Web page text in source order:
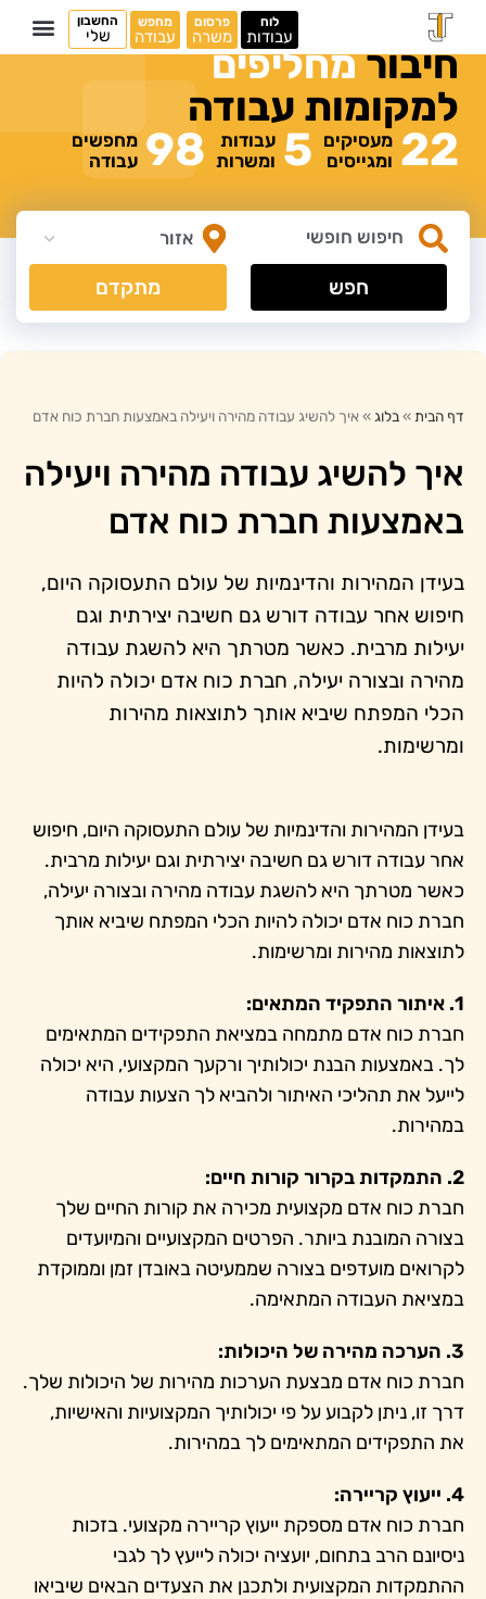
לוח
עבודות
פרסום
משרה
מחפש
עבודה
החשבון
שלי
חיבורמחליפים
למקומות עבודה
22 מעסיקים
ומגייסים
5 עבודות
ומשרות 98 מחפשים
עבודה
חפש מתקדם
דף הבית »בלוג »איך להשיג עבודה מהירה ויעילה באמצעות חברת כוח אדם
איך להשיג עבודה מהירה ויעילה
באמצעות חברת כוח אדם
בעידן המהירות והדינמיות של עולם התעסוקה היום,
חיפוש אחר עבודה דורש גם חשיבה יצירתית וגם
יעילות מרבית. כאשר מטרתך היא להשגת עבודה
מהירה ובצורה יעילה, חברת כוח אדם יכולה להיות
הכלי המפתח שיביא אותך לתוצאות מהירות
ומרשימות.
בעידן המהירות והדינמיות של עולם התעסוקה היום, חיפוש
אחר עבודה דורש גם חשיבה יצירתית וגם יעילות מרבית.
כאשר מטרתך היא להשגת עבודה מהירה ובצורה יעילה,
חברת כוח אדם יכולה להיות הכלי המפתח שיביא אותך
לתוצאות מהירות ומרשימות.
1. איתור התפקיד המתאים:
חברת כוח אדם מתמחה במציאת התפקידים המתאימים
לך. באמצעות הבנת יכולותיך ורקעך המקצועי, היא יכולה
לייעל את תהליכי האיתור ולהביא לך הצעות עבודה
במהירות.
2. התמקדות בקרור קורות חיים:
חברת כוח אדם מקצועית מכירה את קורות החיים שלך
בצורה המובנת ביותר. הפרטים המקצועיים והמיועדים
לקרואים מועדפים בצורה שממעיטה באובדן זמן וממוקדת
במציאת העבודה המתאימה.
3. הערכה מהירה של היכולות:
חברת כוח אדם מבצעת הערכות מהירות של היכולות שלך.
דרך זו, ניתן לקבוע על פי יכולותיך המקצועיות והאישיות,
את התפקידים המתאימים לך במהירות.
4. ייעוץ קריירה:
חברת כוח אדם מספקת ייעוץ קריירה מקצועי. בזכות
ניסיונם הרב בתחום, יועציה יכולה לייעץ לך לגבי
ההתמקדות המקצועית ולתכנן את הצעדים הבאים שיביאו